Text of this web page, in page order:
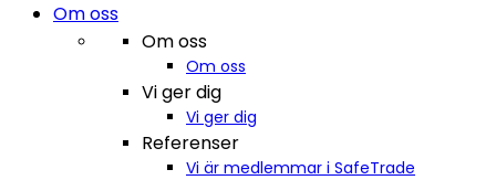
Om oss
Om oss
Om oss
Vi ger dig
Vi ger dig
Referenser
Vi är medlemmar i SafeTrade